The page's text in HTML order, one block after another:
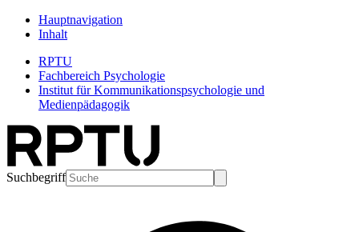
Hauptnavigation
Inhalt
RPTU
Fachbereich Psychologie
Institut für Kommunikationspsychologie und
Medienpädagogik
Suchbegriff